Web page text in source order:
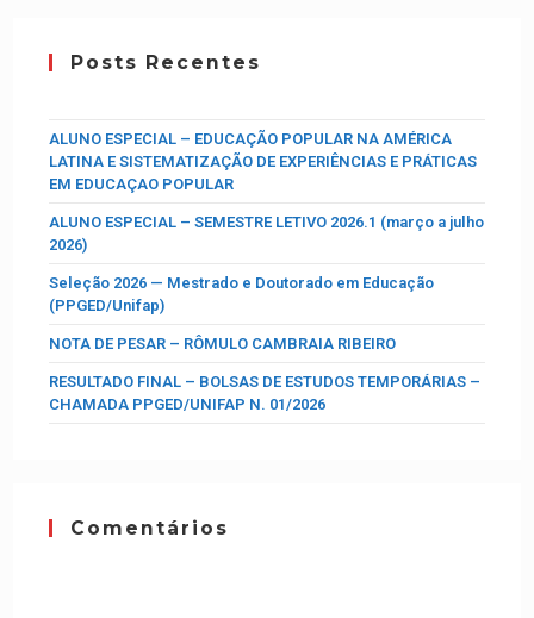
Posts Recentes
ALUNO ESPECIAL – EDUCAÇÃO POPULAR NA AMÉRICA
LATINA E SISTEMATIZAÇÃO DE EXPERIÊNCIAS E PRÁTICAS
EM EDUCAÇAO POPULAR
ALUNO ESPECIAL – SEMESTRE LETIVO 2026.1 (março a julho
2026)
Seleção 2026 — Mestrado e Doutorado em Educação
(PPGED/Unifap)
NOTA DE PESAR – RÔMULO CAMBRAIA RIBEIRO
RESULTADO FINAL – BOLSAS DE ESTUDOS TEMPORÁRIAS –
CHAMADA PPGED/UNIFAP N. 01/2026
Comentários